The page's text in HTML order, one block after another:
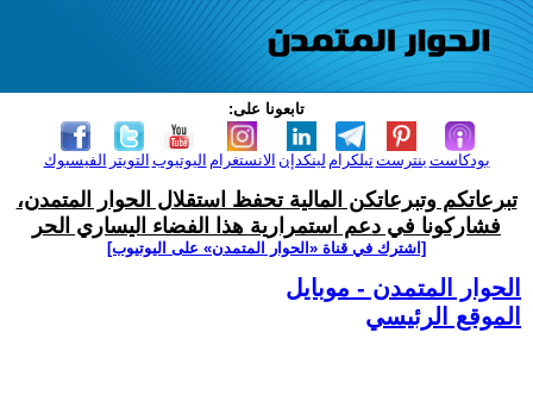
تابعونا على:
الفيسبوك التويتر اليوتيوب الانستغرام لينكدإن تيلكرامبنترست بودكاست
تبرعاتكم وتبرعاتكن المالية تحفظ استقلال الحوار المتمدن،
فشاركونا في دعم استمرارية هذا الفضاء اليساري الحر
[اشترك في قناة ‫«الحوار المتمدن» على اليوتيوب]
الحوار المتمدن - موبايل
الموقع الرئيسي